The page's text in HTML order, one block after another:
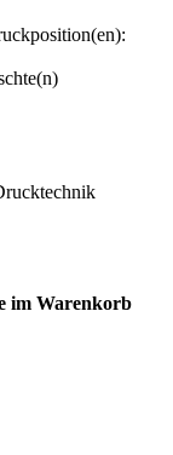
im Warenkorb